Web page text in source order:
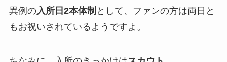
ライブ本人確認で入れなかった？
抜き打ちなの？同行者・本人確認
異例の入所日2本体制 として、ファンの方は両日と
もお祝いされているようですよ。